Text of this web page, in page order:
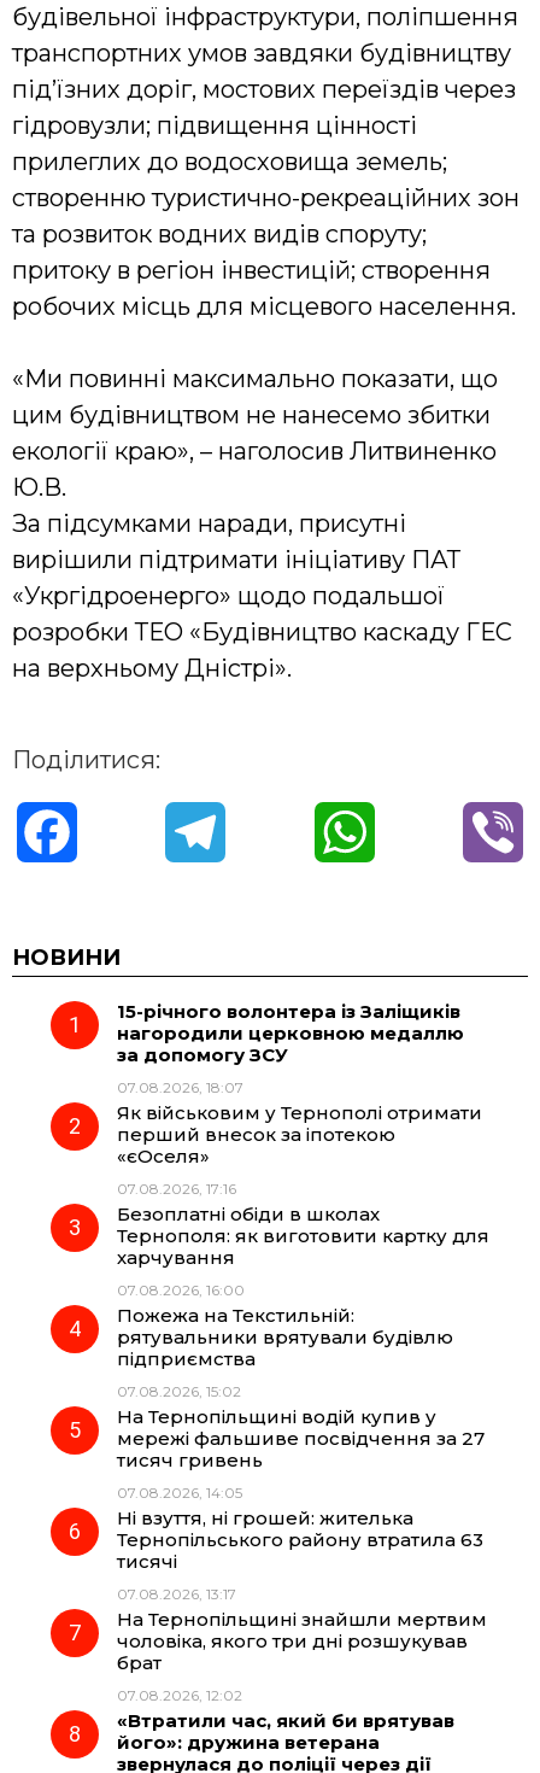
будівельної інфраструктури, поліпшення
транспортних умов завдяки будівництву
під’їзних доріг, мостових переїздів через
гідровузли; підвищення цінності
прилеглих до водосховища земель;
створенню туристично-рекреаційних зон
та розвиток водних видів споруту;
притоку в регіон інвестицій; створення
робочих місць для місцевого населення.
«Ми повинні максимально показати, що
цим будівництвом не нанесемо збитки
екології краю», – наголосив Литвиненко
Ю.В.
За підсумками наради, присутні
вирішили підтримати ініціативу ПАТ
«Укргідроенерго» щодо подальшої
розробки ТЕО «Будівництво каскаду ГЕС
на верхньому Дністрі».
Поділитися:
c
e
o
k
e
g
r
a
m
t
A
НОВИНИ
15-річного волонтера із Заліщиків
нагородили церковною медаллю
за допомогу ЗСУ
07.08.2026, 18:07
Як військовим у Тернополі отримати
перший внесок за іпотекою
«єОселя»
07.08.2026, 17:16
Безоплатні обіди в школах
Тернополя: як виготовити картку для
харчування
07.08.2026, 16:00
Пожежа на Текстильній:
рятувальники врятували будівлю
підприємства
07.08.2026, 15:02
На Тернопільщині водій купив у
мережі фальшиве посвідчення за 27
тисяч гривень
07.08.2026, 14:05
Ні взуття, ні грошей: жителька
Тернопільського району втратила 63
тисячі
07.08.2026, 13:17
На Тернопільщині знайшли мертвим
чоловіка, якого три дні розшукував
брат
07.08.2026, 12:02
«Втратили час, який би врятував
його»: дружина ветерана
звернулася до поліції через дії